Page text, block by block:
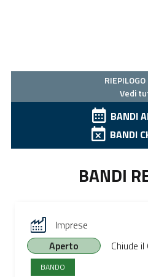
Vedi
BANDI
BANDI
BANDI
Imprese
Aperto
Chiude il
BANDO